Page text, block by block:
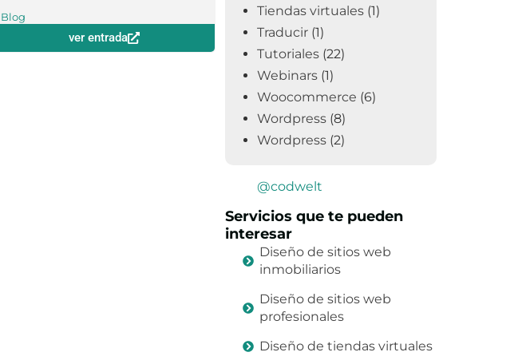
Blog
ver entrada
Tiendas virtuales (1)
Traducir (1)
Tutoriales (22)
Webinars (1)
Woocommerce (6)
Wordpress (8)
Wordpress (2)
@codwelt
Servicios que te pueden
interesar
Diseño de sitios web
inmobiliarios
Diseño de sitios web
profesionales
Diseño de tiendas virtuales